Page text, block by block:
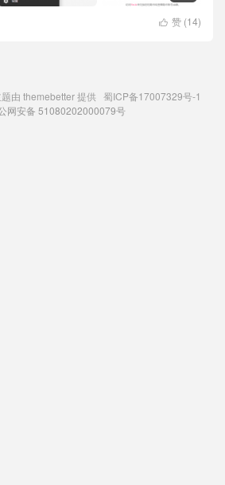
 赞 (14)
由 themebetter提供 蜀ICP备17007329号-1
网安备 51080202000079号